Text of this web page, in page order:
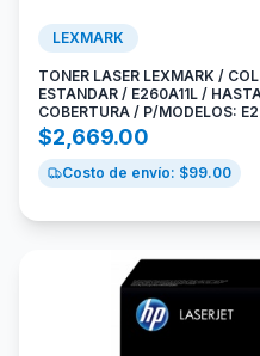
LEXMARK
TONER LASER LEXMARK /
ESTANDAR / E260A11L /
COBERTURA / P/MODELOS:
$2,669.00
Costo de envío: $99.00